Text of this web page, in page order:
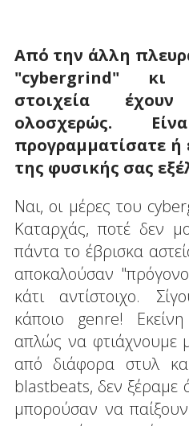
Από την άλλη
"cybergrind" κι
στοιχεία έχουν
ολοσχερώς.
προγραμματίσατε ή
της φυσικής σας
Ναι, οι μέρες του
Καταρχάς, ποτέ δεν
πάντα το έβρισκα
αποκαλούσαν
κάτι αντίστοιχο.
κάποιο genre!
απλώς να φτιάχνουμε
από διάφορα στυλ
blastbeats, δεν
μπορούσαν να